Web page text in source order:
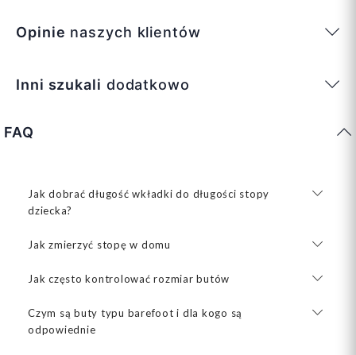
Opinie naszych klientów
Inni szukali dodatkowo
FAQ
Jak dobrać długość wkładki do długości stopy
dziecka?
Jak zmierzyć stopę w domu
Jak często kontrolować rozmiar butów
Czym są buty typu barefoot i dla kogo są
odpowiednie